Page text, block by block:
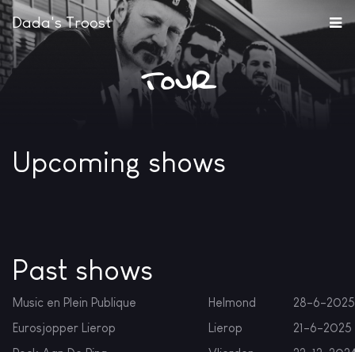
Dada's Troost
Tour
Upcoming shows
Past shows
Music en Plein Publique Helmond
28-6-2025
Eurosjopper Lierop
Lierop
21-6-2025